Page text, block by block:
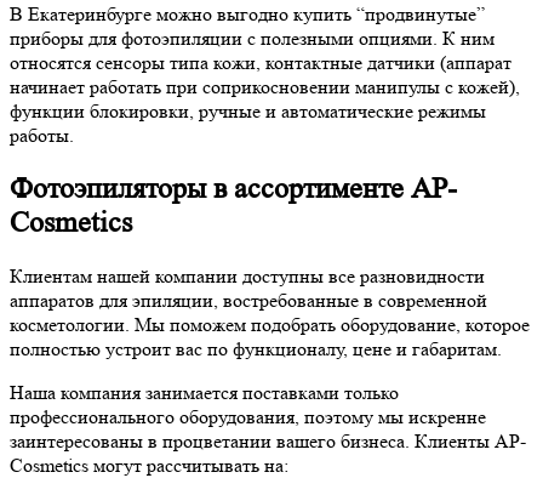
В Екатеринбурге можно выгодно купить “продвинутые”
приборы для фотоэпиляции с полезными опциями. К ним
относятся сенсоры типа кожи, контактные датчики (аппарат
начинает работать при соприкосновении манипулы с кожей),
функции блокировки, ручные и автоматические режимы
работы.
Фотоэпиляторы в ассортименте AP-
Cosmetics
Клиентам нашей компании доступны все разновидности
аппаратов для эпиляции, востребованные в современной
косметологии. Мы поможем подобрать оборудование, которое
полностью устроит вас по функционалу, цене и габаритам.
Наша компания занимается поставками только
профессионального оборудования, поэтому мы искренне
заинтересованы в процветании вашего бизнеса. Клиенты AP-
Cosmetics могут рассчитывать на: